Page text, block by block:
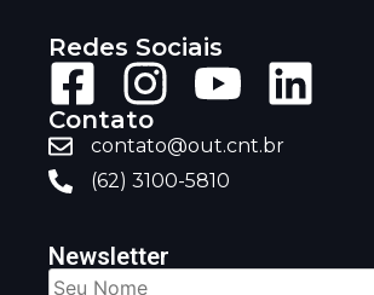
Redes Sociais
Contato
contato@out.cnt.br
(62) 3100-5810
Newsletter